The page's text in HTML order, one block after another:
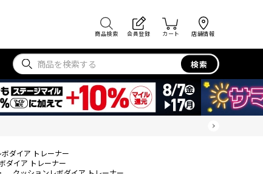
商品検索 会員登録 カート 店舗情報
検索
ダイア トレーナー
ダイア トレーナー